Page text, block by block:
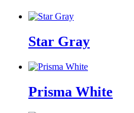
Star Gray
Prisma White